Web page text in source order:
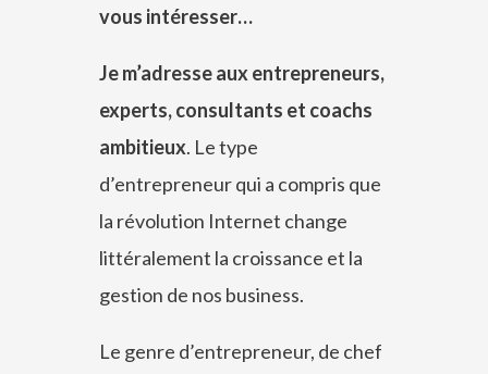
vous intéresser…
Je m’adresse aux entrepreneurs,
experts, consultants et coachs
ambitieux. Le type
d’entrepreneur qui a compris que
la révolution Internet change
littéralement la croissance et la
gestion de nos business.
Le genre d’entrepreneur, de chef